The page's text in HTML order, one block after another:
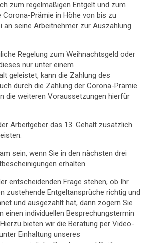
zum regelmäßigen Entgelt und zum
Corona-Prämie in Höhe von bis zu
an seine Arbeitnehmer zur Auszahlung
Regelung zum Weihnachtsgeld oder
nur unter einem
geleistet, kann die Zahlung des
durch die Zahlung der Corona-Prämie
die weiteren Voraussetzungen hierfür
Arbeitgeber das 13. Gehalt zusätzlich
sein, wenn Sie in den nächsten drei
erhalten.
entscheidenden Frage stehen, ob Ihr
zustehende Entgeltansprüche richtig und
und ausgezahlt hat, dann zögern Sie
einen individuellen Besprechungstermin
bieten wir die Beratung per Video-
Einhaltung unseres